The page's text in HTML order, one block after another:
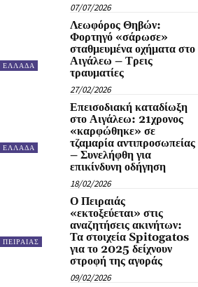
07/07/2026
ΕΛΛΑΔΑ
Λεωφόρος Θηβών:
Φορτηγό «σάρωσε»
σταθμευμένα οχήματα στο
Αιγάλεω – Τρεις
τραυματίες
27/02/2026
ΕΛΛΑΔΑ
Επεισοδιακή καταδίωξη
στο Αιγάλεω: 21χρονος
«καρφώθηκε» σε
τζαμαρία αντιπροσωπείας
– Συνελήφθη για
επικίνδυνη οδήγηση
18/02/2026
ΠΕΙΡΑΙΑΣ
Ο Πειραιάς
«εκτοξεύεται» στις
αναζητήσεις ακινήτων:
Τα στοιχεία Spitogatos
για το 2025 δείχνουν
στροφή της αγοράς
09/02/2026